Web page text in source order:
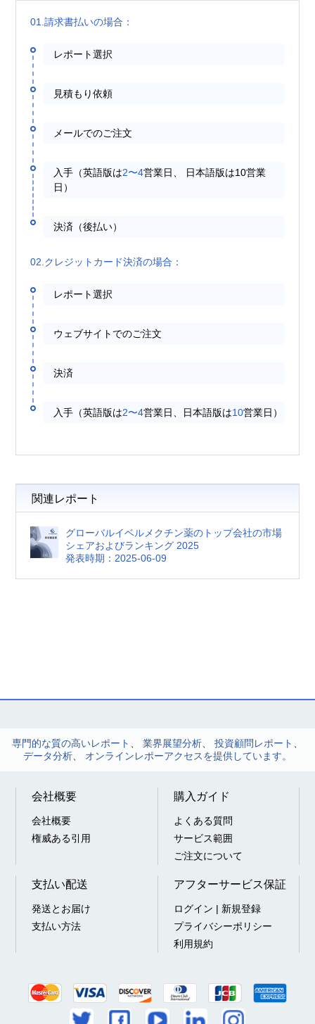
01.請求書払いの場合：
レポート選択
見積もり依頼
メールでのご注文
入手（英語版は2〜4営業日、 日本語版は10営業
日）
決済（後払い）
02.クレジットカード決済の場合：
レポート選択
ウェブサイトでのご注文
決済
入手（英語版は2〜4営業日、日本語版は10営業日）
関連レポート
グローバルイベルメクチン薬のトップ会社の市場
シェアおよびランキング 2025
発表時期：2025-06-09
専門的な質の高いレポート 業界展望分析 投資顧問レポート
データ分析
オンラインレポーアクセスを提供しています。
会社概要
会社概要
権威ある引用
購入ガイド
よくある質問
サービス範囲
ご注文について
支払い配送
発送とお届け
支払い方法
アフターサービス保証
ログイン | 新規登録
プライバシーポリシー
利用規約